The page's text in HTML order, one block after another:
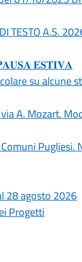
TESTO A.S.
𝐏𝐀𝐔𝐒𝐀 𝐄𝐒𝐓𝐈𝐕𝐀
su alcune
A. Mozart.
Pugliesi.
28 agosto 2026
Progetti